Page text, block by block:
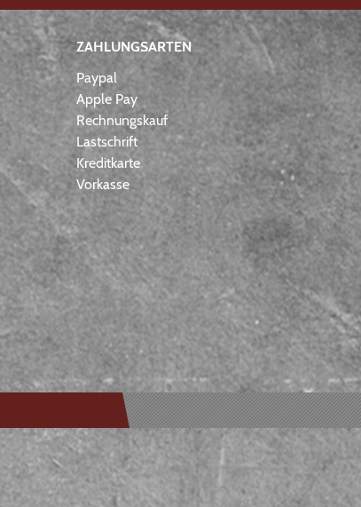
ZAHLUNGSARTEN
Paypal
Apple Pay
Rechnungskauf
Lastschrift
Kreditkarte
Vorkasse